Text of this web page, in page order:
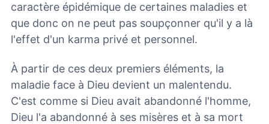
caractère épidémique de certaines maladies et
que donc on ne peut pas soupçonner qu'il y a là
l'effet d'un karma privé et personnel.
À partir de ces deux premiers éléments, la
maladie face à Dieu devient un malentendu.
C'est comme si Dieu avait abandonné l'homme,
Dieu l'a abandonné à ses misères et à sa mort